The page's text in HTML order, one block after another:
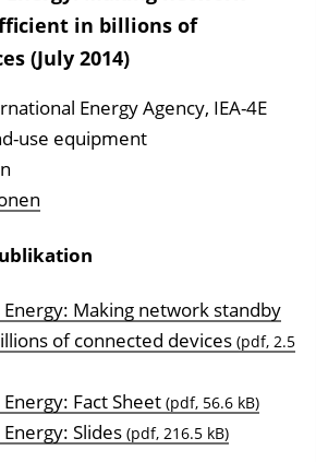
in billions of
(July 2014)
Energy Agency, IEA-4E
use equipment
Energy: Making network standby
of connected devices (pdf, 2.5
Fact Sheet (pdf, 56.6 kB)
Slides (pdf, 216.5 kB)